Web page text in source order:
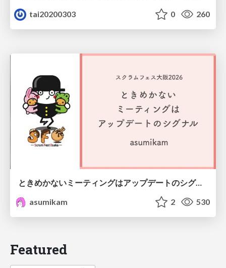
tai20200303
0 260
ときめかないミーティングはアップデートのシグナル #scrumosaka
asumikam
2 530
Featured